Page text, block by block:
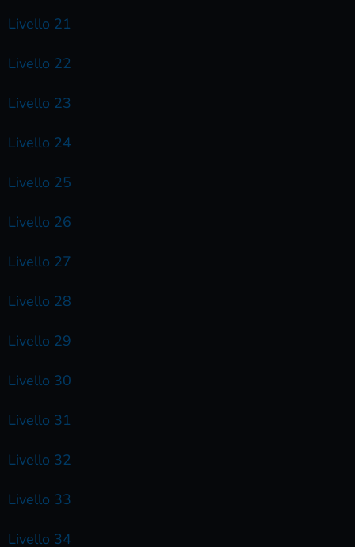
Livello 21
Livello 22
Livello 23
Livello 24
Livello 25
Livello 26
Livello 27
Livello 28
Livello 29
Livello 30
Livello 31
Livello 32
Livello 33
Livello 34